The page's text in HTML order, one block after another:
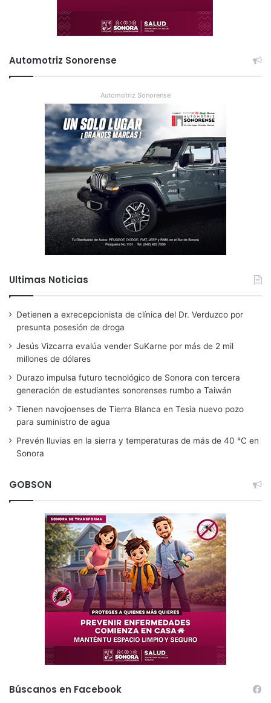
Automotriz Sonorense
Automotriz Sonorense
Ultimas Noticias
Detienen a exrecepcionista de clínica del Dr. Verduzco por
presunta posesión de droga
Jesús Vizcarra evalúa vender SuKarne por más de 2 mil
millones de dólares
Durazo impulsa futuro tecnológico de Sonora con tercera
generación de estudiantes sonorenses rumbo a Taiwán
Tienen navojoenses de Tierra Blanca en Tesia nuevo pozo
para suministro de agua
Prevén lluvias en la sierra y temperaturas de más de 40 °C en
Sonora
GOBSON
Búscanos en Facebook